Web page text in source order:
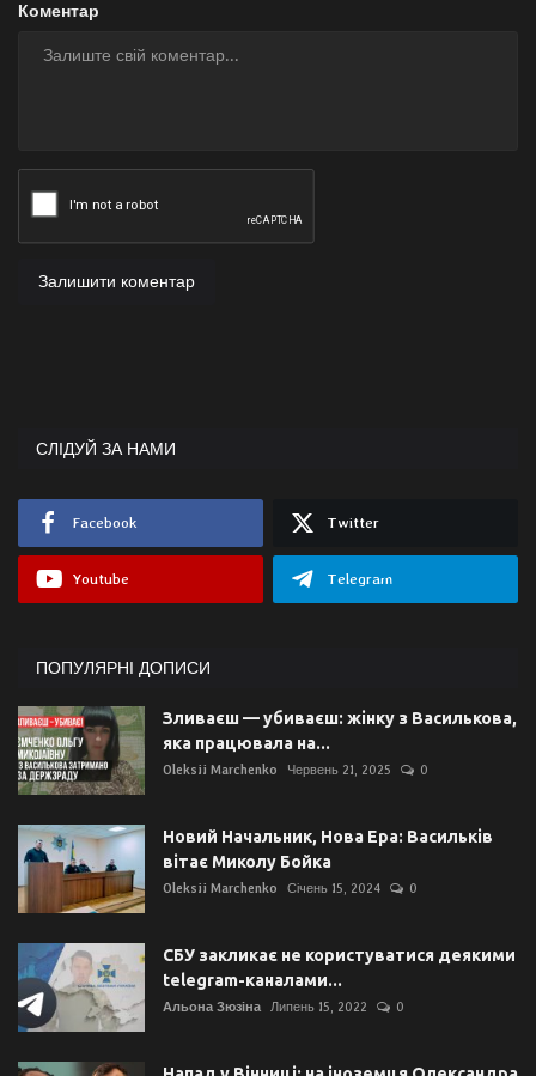
Коментар
Залишити коментар
СЛІДУЙ ЗА НАМИ
Facebook Twitter
Youtube Telegram
ПОПУЛЯРНІ ДОПИСИ
Зливаєш — убиваєш: жінку з Василькова,
яка працювала на...
Oleksii Marchenko Червень 21, 2025 0
Новий Начальник, Нова Ера: Васильків
вітає Миколу Бойка
Oleksii Marchenko Січень 15, 2024 0
СБУ закликає не користуватися деякими
telegram-каналами...
Альона Зюзіна Липень 15, 2022 0